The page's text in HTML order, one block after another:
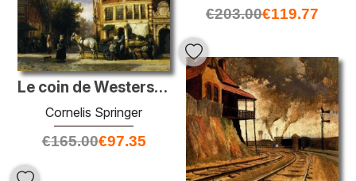
€203.00€119.77
Le coin de Westerstraat et Tabakstraat à Enkhuizen
Cornelis Springer
€165.00€97.35